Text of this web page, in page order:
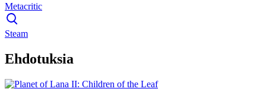
Metacritic
Steam
Ehdotuksia